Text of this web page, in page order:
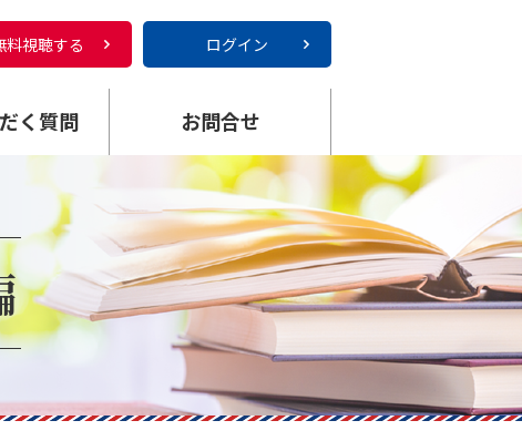
料視聴する ログイン
く質問 お問合せ